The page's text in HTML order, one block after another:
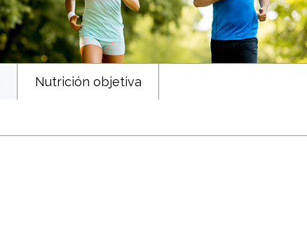
Nutrición objetiva